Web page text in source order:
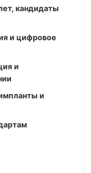
кандидаты
и цифровое
и
и